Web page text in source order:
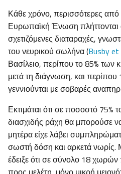
Κάθε χρόνο, περισσότερες
Ευρωπαϊκή Ένωση πλήττονται
σχετιζόμενες διαταραχές,
του νευρικού σωλήνα (Busby
Βασίλειο, περίπου το 85% των
μετά τη διάγνωση, και
γεννιούνται με σοβαρές
Εκτιμάται ότι σε ποσοστό
διασχιδής ράχη θα μπορούσε
μητέρα είχε λάβει
σωστή δόση και αρκετά νωρίς.
έδειξε ότι σε σύνολο 18